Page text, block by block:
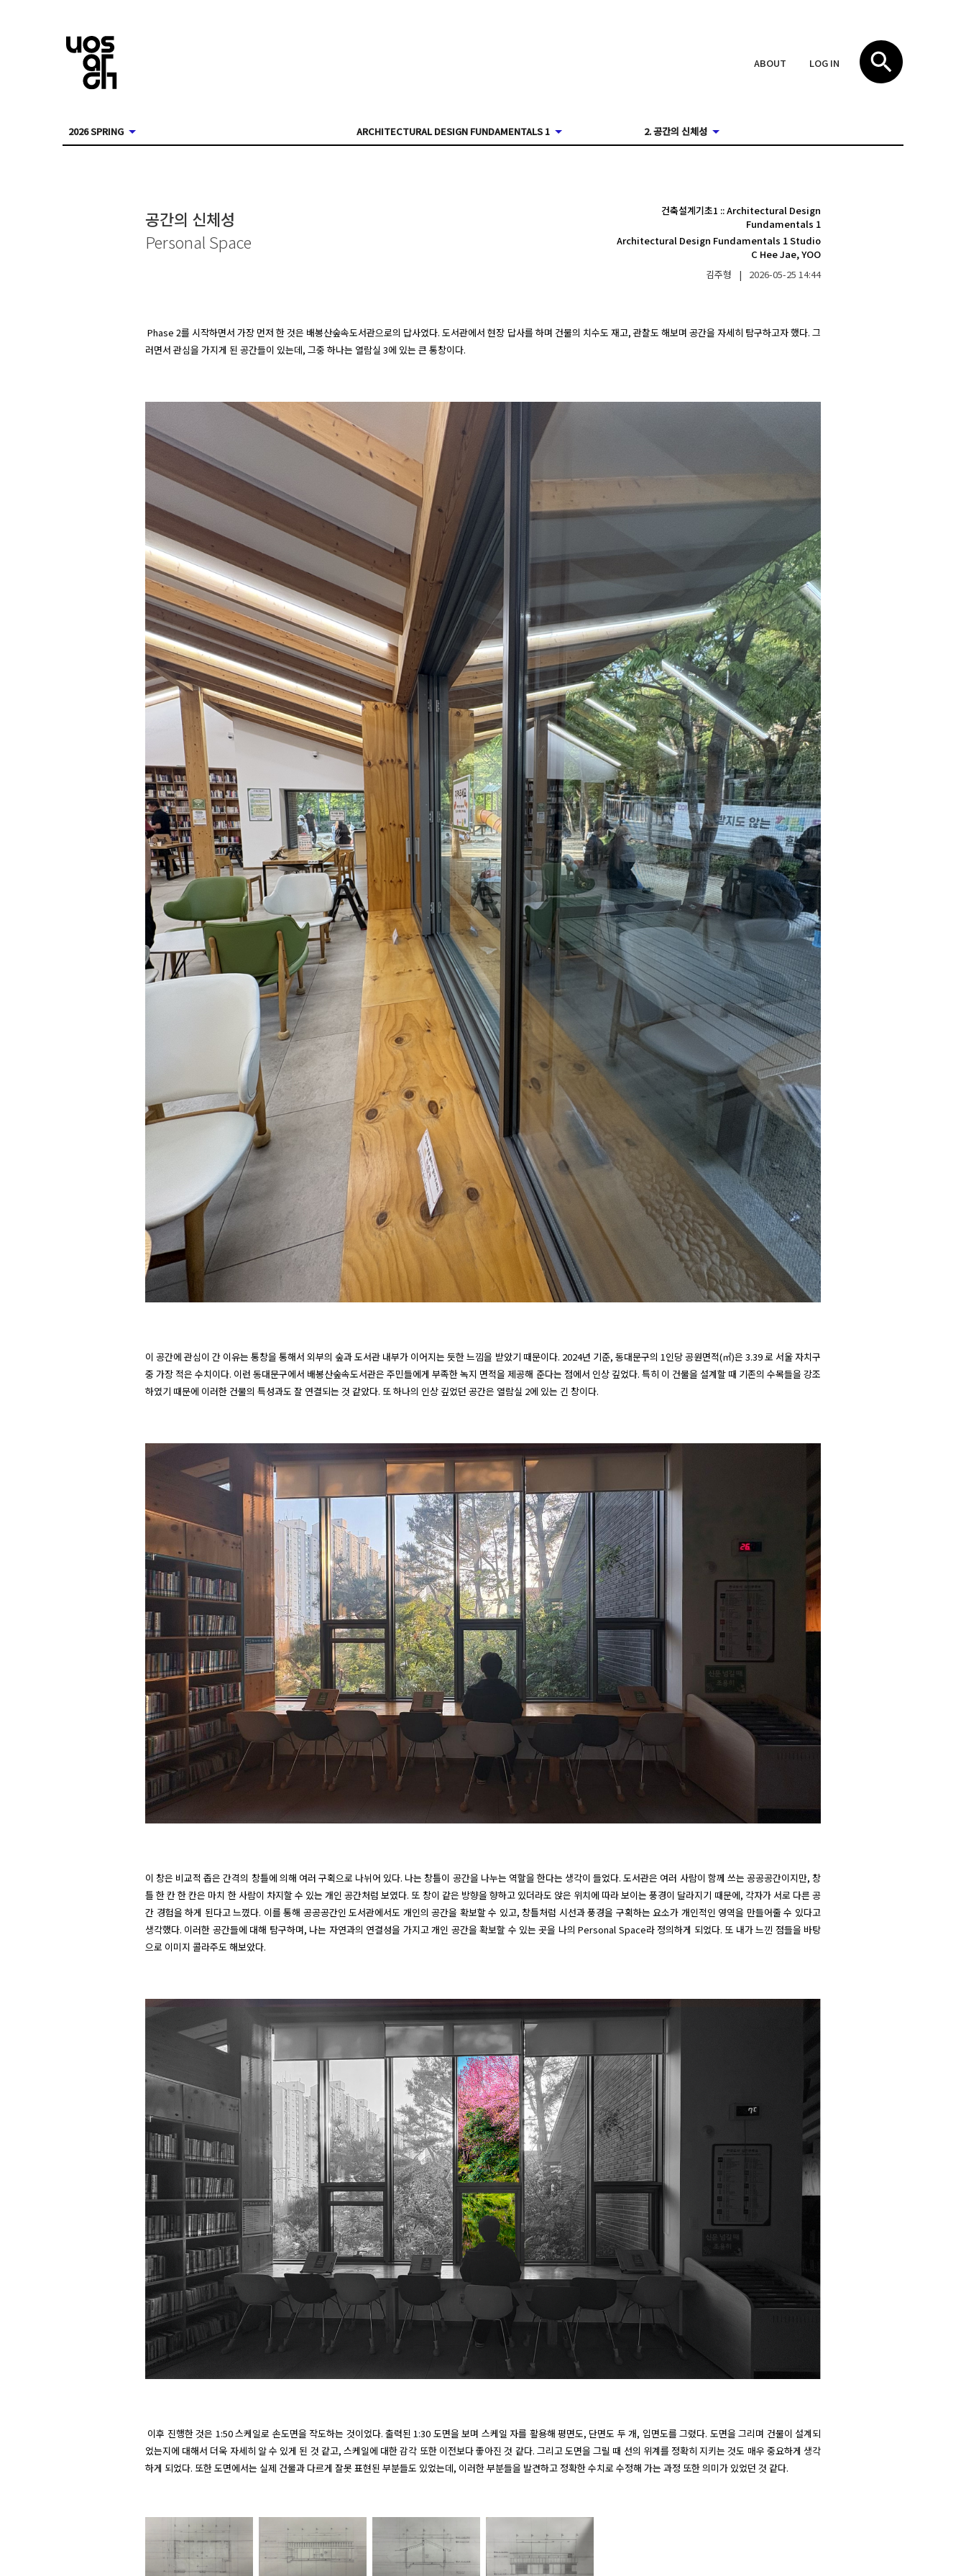
ABOUT LOG IN
2026 SPRING ARCHITECTURAL DESIGN FUNDAMENTALS 1 2. 공간의 신체성
공간의 신체성
Personal Space
건축설계기초1 ::Architectural Design
Fundamentals 1
Architectural Design Fundamentals 1 Studio
C Hee Jae, YOO
김주형
| 2026-05-25 14:44
Phase 2를 시작하면서 가장 먼저 한 것은 배봉산숲속도서관으로의 답사였다. 도서관에서 현장 답사를 하며 건물의 치수도 재고, 관찰도 해보며 공간을 자세히 탐구하고자 했다. 그
러면서 관심을 가지게 된 공간들이 있는데, 그중 하나는 열람실 3에 있는 큰 통창이다.
이 공간에 관심이 간 이유는 통창을 통해서 외부의 숲과 도서관 내부가 이어지는 듯한 느낌을 받았기 때문이다. 2024년 기준, 동대문구의 1인당 공원면적(㎡)은 3.39 로 서울 자치구
중 가장 적은 수치이다. 이런 동대문구에서 배봉산숲속도서관은 주민들에게 부족한 녹지 면적을 제공해 준다는 점에서 인상 깊었다. 특히 이 건물을 설계할 때 기존의 수목들을 강조
하였기 때문에 이러한 건물의 특성과도 잘 연결되는 것 같았다. 또 하나의 인상 깊었던 공간은 열람실 2에 있는 긴 창이다.
이 창은 비교적 좁은 간격의 창틀에 의해 여러 구획으로 나뉘어 있다. 나는 창틀이 공간을 나누는 역할을 한다는 생각이 들었다. 도서관은 여러 사람이 함께 쓰는 공공공간이지만, 창
틀 한 칸 한 칸은 마치 한 사람이 차지할 수 있는 개인 공간처럼 보였다. 또 창이 같은 방향을 향하고 있더라도 앉은 위치에 따라 보이는 풍경이 달라지기 때문에, 각자가 서로 다른 공
간 경험을 하게 된다고 느꼈다. 이를 통해 공공공간인 도서관에서도 개인의 공간을 확보할 수 있고, 창틀처럼 시선과 풍경을 구획하는 요소가 개인적인 영역을 만들어줄 수 있다고
생각했다. 이러한 공간들에 대해 탐구하며, 나는 자연과의 연결성을 가지고 개인 공간을 확보할 수 있는 곳을 나의 Personal Space라 정의하게 되었다. 또 내가 느낀 점들을 바탕
으로 이미지 콜라주도 해보았다.
었는지에 대해서 더욱 자세히 알 수 있게 된 것 같고, 스케일에 대한 감각 또한 이전보다 좋아진 것 같다. 그리고 도면을 그릴 때 선의 위계를 정확히 지키는 것도 매우 중요하게 생각
하게 되었다. 또한 도면에서는 실제 건물과 다르게 잘못 표현된 부분들도 있었는데, 이러한 부분들을 발견하고 정확한 수치로 수정해 가는 과정 또한 의미가 있었던 것 같다.